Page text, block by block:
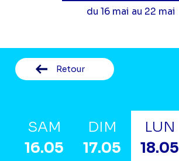
du 16 mai au 22 mai
Retour
SAM
16.05
DIM
17.05
LUN
18.05